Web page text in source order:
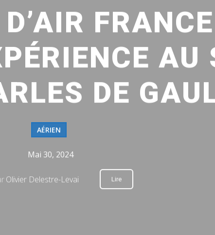
AU
DE
AÉRIEN
Mai 30, 2024
Olivier Delestre-Levai Lire